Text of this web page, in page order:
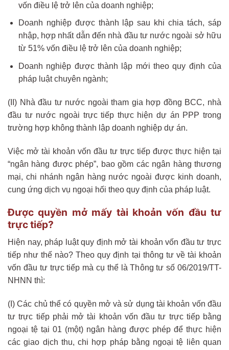
vốn điều lệ trở lên của doanh nghiệp;
Doanh nghiệp được thành lập sau khi chia tách, sáp
nhập, hợp nhất dẫn đến nhà đầu tư nước ngoài sở hữu
từ 51% vốn điều lệ trở lên của doanh nghiệp;
Doanh nghiệp được thành lập mới theo quy định của
pháp luật chuyên ngành;
(II) Nhà đầu tư nước ngoài tham gia hợp đồng BCC, nhà
đầu tư nước ngoài trực tiếp thực hiện dự án PPP trong
trường hợp không thành lập doanh nghiệp dự án.
Việc mở tài khoản vốn đầu tư trực tiếp được thực hiện tại
“ngân hàng được phép”, bao gồm các ngân hàng thương
mại, chi nhánh ngân hàng nước ngoài được kinh doanh,
cung ứng dịch vụ ngoại hối theo quy định của pháp luật.
Được quyền mở mấy tài khoản vốn đầu tư
trực tiếp?
Hiện nay, pháp luật quy định mở tài khoản vốn đầu tư trực
tiếp như thế nào? Theo quy định tại thông tư về tài khoản
vốn đầu tư trực tiếp mà cụ thể là Thông tư số 06/2019/TT-
NHNN thì:
(I) Các chủ thể có quyền mở và sử dụng tài khoản vốn đầu
tư trực tiếp phải mở tài khoản vốn đầu tư trực tiếp bằng
ngoại tệ tại 01 (một) ngân hàng được phép để thực hiện
các giao dịch thu, chi hợp pháp bằng ngoại tệ liên quan